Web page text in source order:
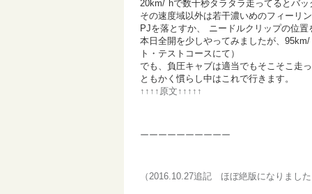
20km/ hで数十秒タラタラ走ってるとバ
その速度域以外は若干濃いめのフィーリ
PJを落とすか、 ニードルクリップの位
本日全開を少しやってみましたが、
ト・テストコースにて）
でも、負圧キャブは適当でもそこそこ走
ともかく慣らし中はこれで行きます。
↑↑↑↑原文↑↑↑↑↑
ーーーーーーーーーー
（2016.10.27追記 ほぼ絶版になりまし